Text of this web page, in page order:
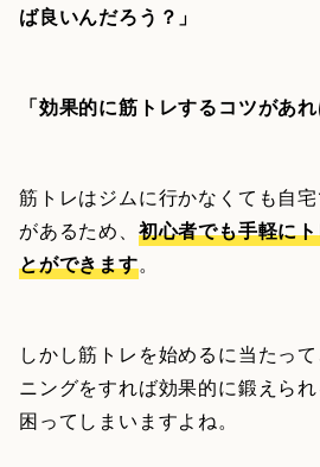
ば良いんだろう？」
「効果的に筋トレするコツがあ
筋トレはジムに行かなくても自
があるため、 初心者でも手軽に
とができます。
しかし筋トレを始めるに当たっ
ニングをすれば効果的に鍛えら
困ってしまいますよね。